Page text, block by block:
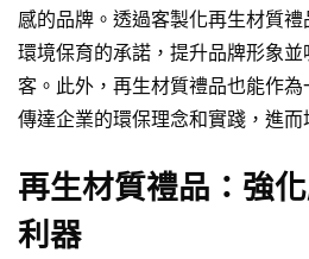
感的品牌。透過客製化再生材質
環境保育的承諾，提升品牌形象
客。此外，再生材質禮品也能作
傳達企業的環保理念和實踐，進而
再生材質禮品：強
利器